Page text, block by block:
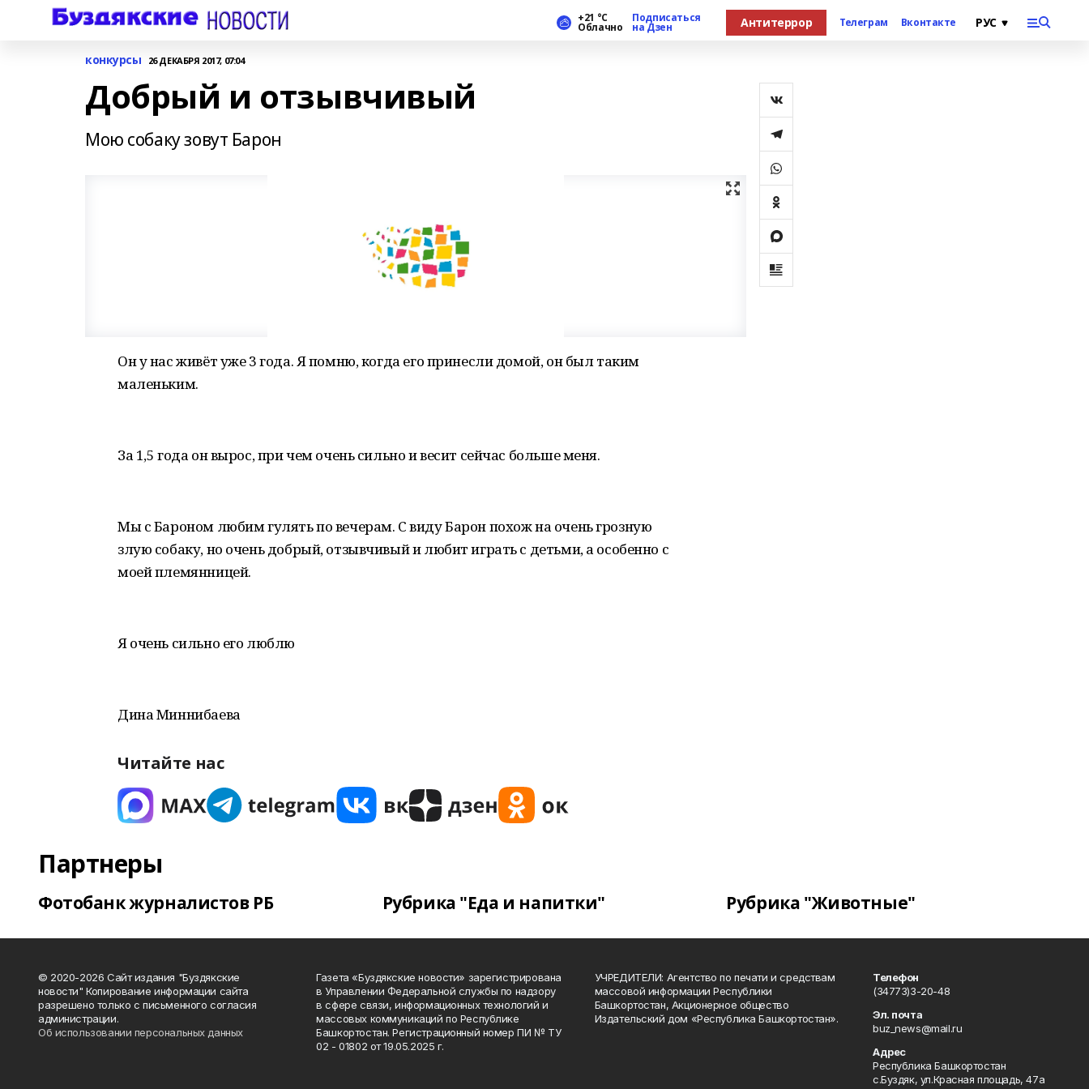
+21 °С
Облачно
Подписаться
на Дзен Антитеррор Телеграм Вконтакте
конкурсы 26 ДЕКАБРЯ 2017, 07:04
Добрый и отзывчивый
Мою собаку зовут Барон
Он у нас живёт уже 3 года. Я помню, когда его принесли домой, он был таким
маленьким.
За 1,5 года он вырос, при чем очень сильно и весит сейчас больше меня.
Мы с Бароном любим гулять по вечерам. С виду Барон похож на очень грозную
злую собаку, но очень добрый, отзывчивый и любит играть с детьми, а особенно с
моей племянницей.
Я очень сильно его люблю
Дина Миннибаева
Читайте нас
Партнеры
Фотобанк журналистов РБ Рубрика "Еда и напитки" Рубрика "Животные"
© 2020-2026 Сайт издания "Буздякские
новости" Копирование информации сайта
разрешено только с письменного согласия
администрации.
Об использовании персональных данных
Газета «Буздякские новости» зарегистрирована
в Управлении Федеральной службы по надзору
в сфере связи, информационных технологий и
массовых коммуникаций по Республике
Башкортостан. Регистрационный номер ПИ № ТУ
02 - 01802 от 19.05.2025 г.
УЧРЕДИТЕЛИ: Агентство по печати и средствам
массовой информации Республики
Башкортостан, Акционерное общество
Издательский дом «Республика Башкортостан».
Телефон
(34773)3-20-48
Эл. почта
buz_news@mail.ru
Адрес
Республика Башкортостан
с.Буздяк, ул.Красная площадь, 47а